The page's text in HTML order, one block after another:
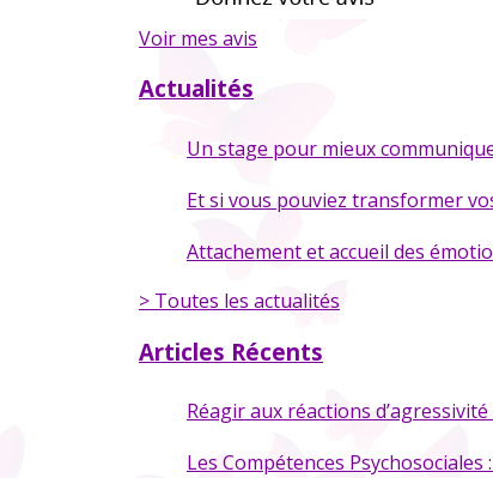
Voir mes avis
Actualités
Un stage pour mieux
Et si vous pouviez transformer
Attachement et accueil des
> Toutes les actualités
Articles Récents
Réagir aux réactions
Les Compétences